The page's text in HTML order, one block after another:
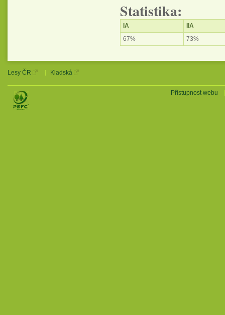
Statistika:
IA
IIA
67%
73%
Lesy ČR Kladská
Přístupnost webu